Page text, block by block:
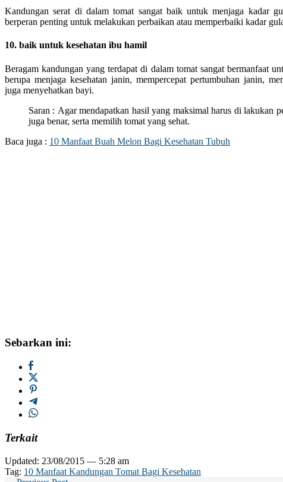
Kandungan serat di dalam tomat sangat baik untuk menjaga kadar
berperan penting untuk melakukan perbaikan atau memperbaiki kadar
10. baik untuk kesehatan ibu hamil
Beragam kandungan yang terdapat di dalam tomat sangat bermanfaat
berupa menjaga kesehatan janin, mempercepat pertumbuhan janin,
juga menyehatkan bayi.
Saran : Agar mendapatkan hasil yang maksimal harus di lakukan
juga benar, serta memilih tomat yang sehat.
Baca juga : 10 Manfaat Buah Melon Bagi Kesehatan Tubuh
Sebarkan ini:
Terkait
Updated: 23/08/2015 — 5:28 am
Tag: 10 Manfaat Kandungan Tomat Bagi Kesehatan